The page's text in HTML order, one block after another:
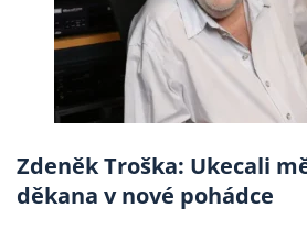
Zdeněk Troška: Ukecali
děkana v nové pohádce